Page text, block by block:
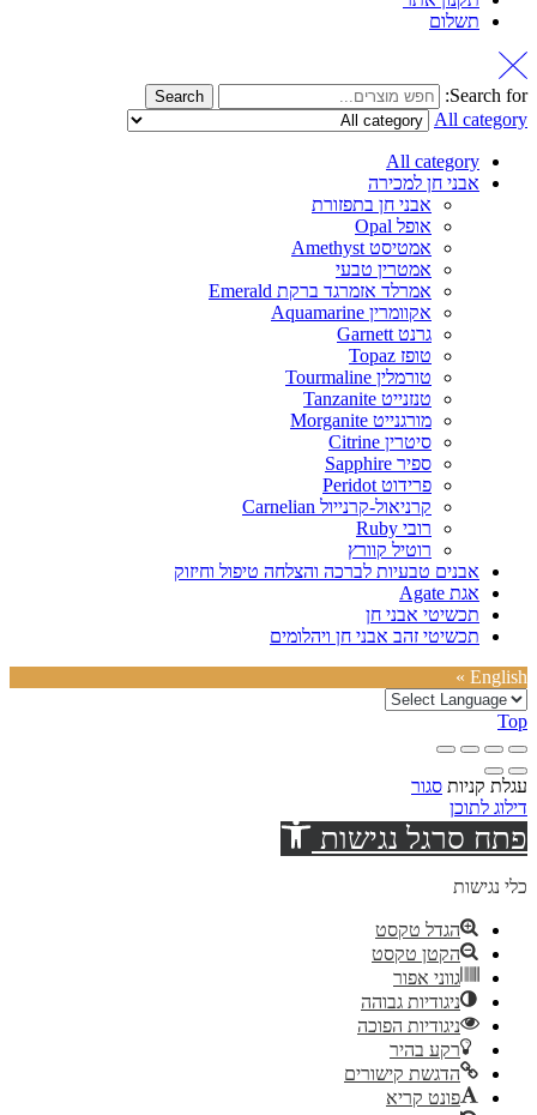
תשלום
Search for:
Search
All category
All category
אבני חן למכירה
אבני חן בתפזורת
אופל Opal
אמטיסט Amethyst
אמטרין טבעי
אמרלד אזמרגד ברקת Emerald
אקוומרין Aquamarine
גרנט Garnett
טופז Topaz
טורמלין Tourmaline
טנזנייט Tanzanite
מורגנייט Morganite
סיטרין Citrine
ספיר Sapphire
פרידוט Peridot
קרניאול-קרנייול Carnelian
רובי Ruby
רוטיל קוורץ
אבנים טבעיות לברכה והצלחה טיפול וחיזוק
אגת Agate
תכשיטי אבני חן
תכשיטי זהב אבני חן ויהלומים
English »
Top
עגלת קניות סגור
דילוג לתוכן
פתח סרגל נגישות
כלי נגישות
הגדל טקסט
הקטן טקסט
גווני אפור
ניגודיות גבוהה
ניגודיות הפוכה
רקע בהיר
הדגשת קישורים
פונט קריא